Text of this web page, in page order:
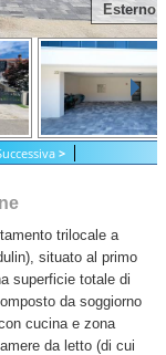
Esterno
>
trilocale a
situato al primo
superficie totale di
da soggiorno
cucina e zona
da letto (di cui